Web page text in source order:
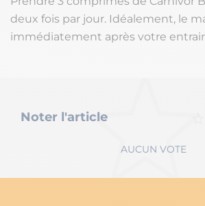
deux fois par jour. Idéalement, le
immédiatement après votre
Noter l'article
AUCUN VOTE